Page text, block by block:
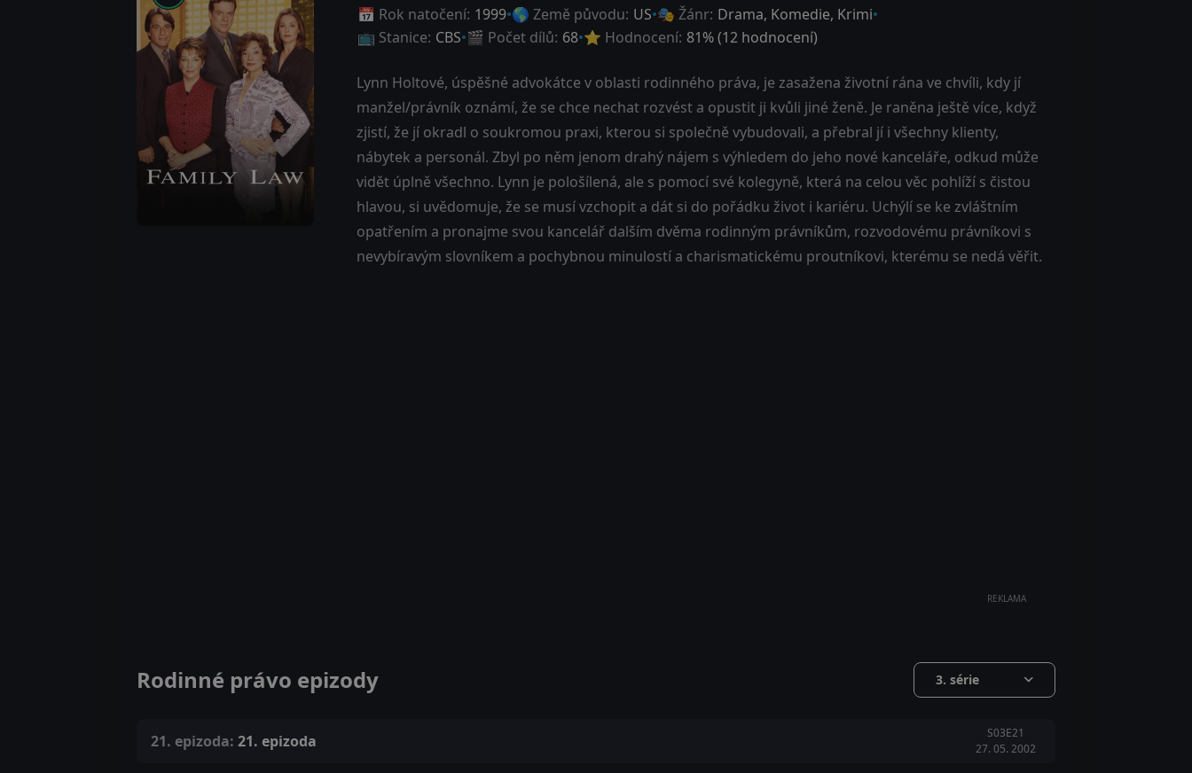
📅 Rok natočení: 1999 🌎 Země původu: US 🎭 Žánr: Drama, Komedie, Krimi
📺 Stanice: CBS 🎬 Počet dílů: 68 ⭐ Hodnocení: 81% (12 hodnocení)
Lynn Holtové, úspěšné advokátce v oblasti rodinného práva, je zasažena životní rána ve chvíli, kdy jí
manžel/právník oznámí, že se chce nechat rozvést a opustit ji kvůli jiné ženě. Je raněna ještě více, když
zjistí, že jí okradl o soukromou praxi, kterou si společně vybudovali, a přebral jí i všechny klienty,
nábytek a personál. Zbyl po něm jenom drahý nájem s výhledem do jeho nové kanceláře, odkud může
vidět úplně všechno. Lynn je pološílená, ale s pomocí své kolegyně, která na celou věc pohlíží s čistou
hlavou, si uvědomuje, že se musí vzchopit a dát si do pořádku život i kariéru. Uchýlí se ke zvláštním
opatřením a pronajme svou kancelář dalším dvěma rodinným právníkům, rozvodovému právníkovi s
nevybíravým slovníkem a pochybnou minulostí a charismatickému proutníkovi, kterému se nedá věřit.
REKLAMA
Rodinné právo epizody 3. série
21. epizoda: 21. epizoda
S03E21
27. 05. 2002